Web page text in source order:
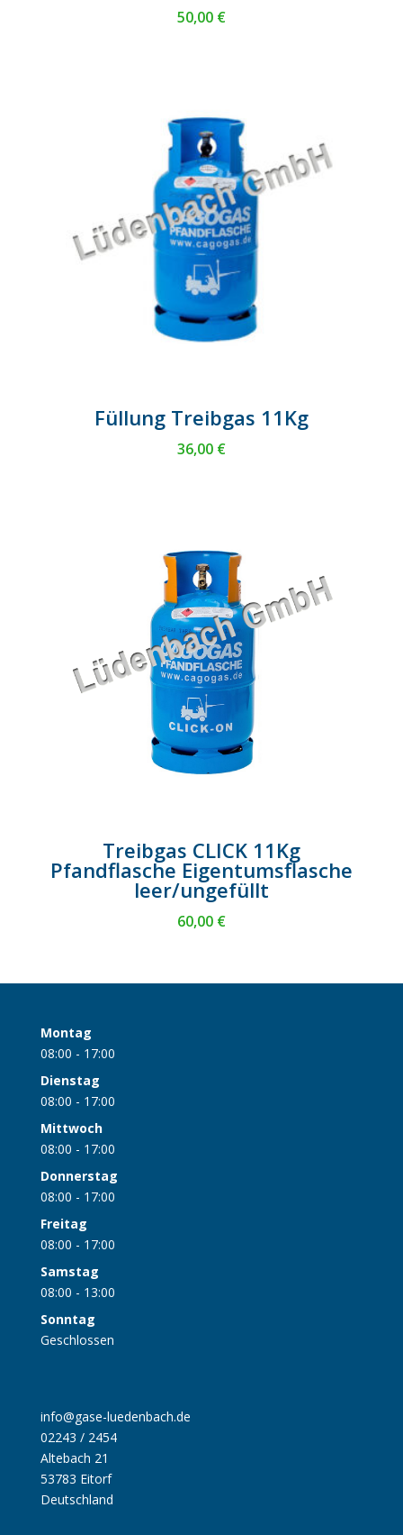
50,00 €
Füllung Treibgas 11Kg
36,00 €
Treibgas CLICK 11Kg
Pfandflasche Eigentumsflasche
leer/ungefüllt
60,00 €
Montag
08:00 - 17:00
Dienstag
08:00 - 17:00
Mittwoch
08:00 - 17:00
Donnerstag
08:00 - 17:00
Freitag
08:00 - 17:00
Samstag
08:00 - 13:00
Sonntag
Geschlossen
info@gase-luedenbach.de
02243 / 2454
Altebach 21
53783 Eitorf
Deutschland